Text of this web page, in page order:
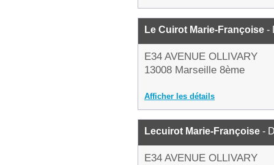
Le Cuirot Marie-Françoise -
E34 AVENUE OLLIVARY
13008 Marseille 8ème
Afficher les détails
Lecuirot Marie-Françoise -
E34 AVENUE OLLIVARY